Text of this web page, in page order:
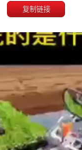
复制链接